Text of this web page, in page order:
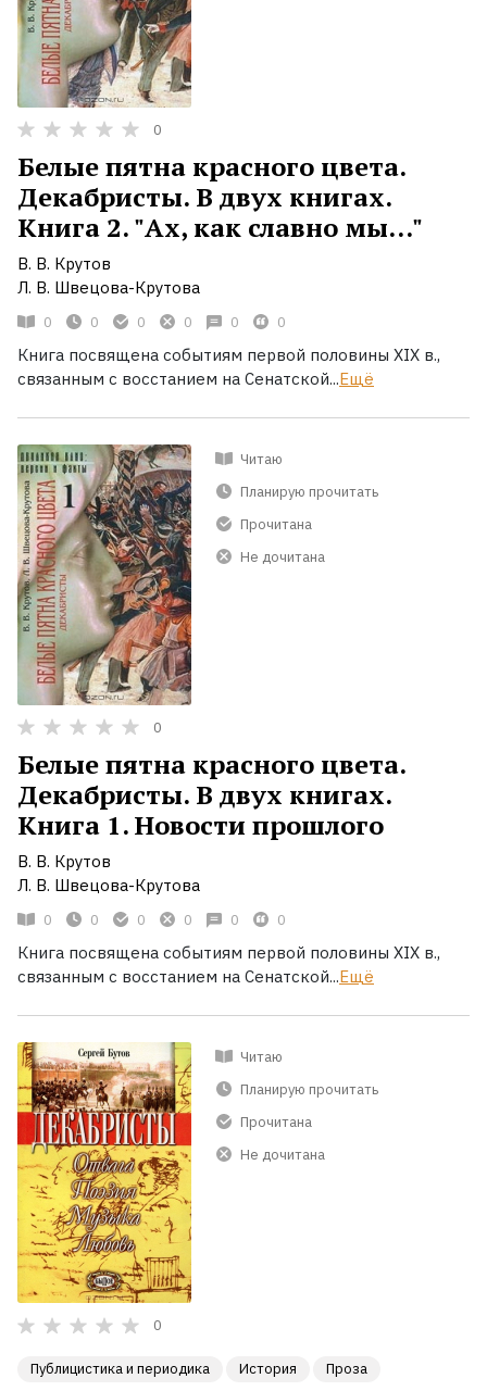
0
Белые пятна красного цвета.
Декабристы. В двух книгах.
Книга 2. "Ах, как славно мы..."
В. В. Крутов
Л. В. Швецова-Крутова
0 0 0 0 0 0
Книга посвящена событиям первой половины XIX в.,
связанным с восстанием на Сенатской...Ещё
Читаю
Планирую прочитать
Прочитана
Не дочитана
0
Белые пятна красного цвета.
Декабристы. В двух книгах.
Книга 1. Новости прошлого
В. В. Крутов
Л. В. Швецова-Крутова
0 0 0 0 0 0
Книга посвящена событиям первой половины XIX в.,
связанным с восстанием на Сенатской...Ещё
Читаю
Планирую прочитать
Прочитана
Не дочитана
0
Публицистика и периодика История Проза